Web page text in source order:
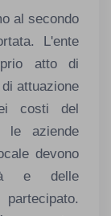
al secondo
L'ente
atto di
attuazione
costi del
le aziende
devono
e delle